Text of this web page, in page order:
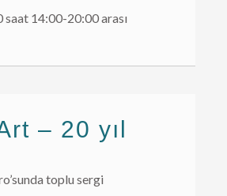
14:00-20:00 arası
– 20 yıl
toplu sergi